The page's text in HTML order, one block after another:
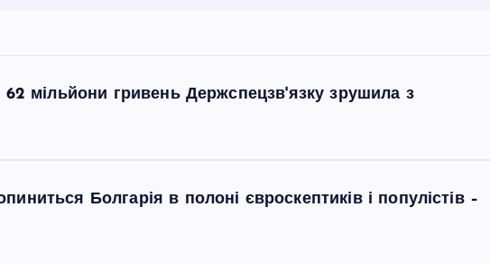
62 мільйони гривень Держспецзв'язку зрушила з
Болгарія в полоні євроскептиків і популістів –